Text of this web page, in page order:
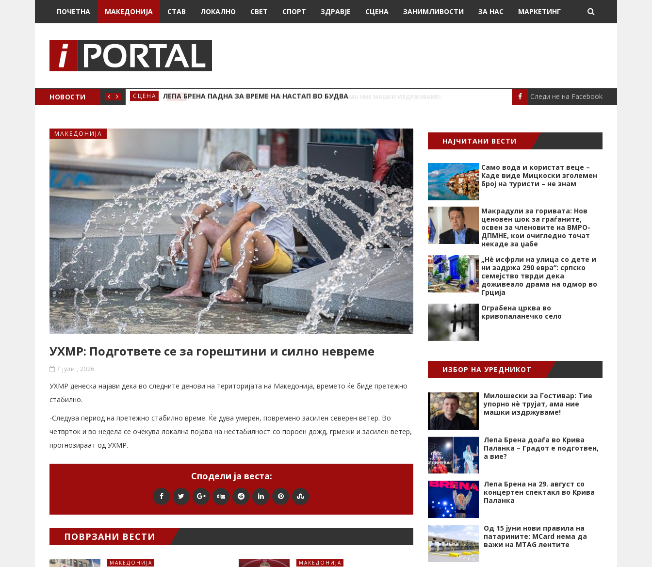
ПОЧЕТНА МАКЕДОНИЈА СТАВ ЛОКАЛНО СВЕТ СПОРТ ЗДРАВЈЕ СЦЕНА ЗАНИМЛИВОСТИ ЗА НАС МАРКЕТИНГ
НОВОСТИ СЦЕНА ЛЕПА БРЕНА ПАДНА ЗА ВРЕМЕ НА НАСТАП ВО БУДВА СЦЕНА „СРЦЕВИОТ УДАР Е
Следи не на Facebook
МАКЕДОНИЈА
УХМР: Подгответе се за горештини и силно невреме
7 јули , 2026
УХМР денеска најави дека во следните денови на територијата на Македонија, времето ќе биде претежно
стабилно.
-Следува период на претежно стабилно време. Ќе дува умерен, повремено засилен северен ветер. Во
четврток и во недела се очекува локална појава на нестабилност со пороен дожд, грмежи и засилен ветер,
прогнозираат од УХМР.
Сподели ја веста:
ПОВРЗАНИ ВЕСТИ
МАКЕДОНИЈА МАКЕДОНИЈА
НАЈЧИТАНИ ВЕСТИ
Само вода и користат веце –
Каде виде Мицкоски зголемен
број на туристи – не знам
Макрадули за горивата: Нов
ценовен шок за граѓаните,
освен за членовите на ВМРО-
ДПМНЕ, кои очигледно точат
некаде за џабе
„Нѐ исфрли на улица со дете и
ни задржа 290 евра“: српско
семејство тврди дека
доживеало драма на одмор во
Грција
Ограбена црква во
кривопаланечко село
ИЗБОР НА УРЕДНИКОТ
Милошески за Гостивар: Тие
упорно нѐ трујат, ама ние
машки издржуваме!
Лепа Брена доаѓа во Крива
Паланка – Градот е подготвен,
а вие?
Лепа Брена на 29. август со
концертен спектакл во Крива
Паланка
Од 15 јуни нови правила на
патарините: MCard нема да
важи на MTAG лентите